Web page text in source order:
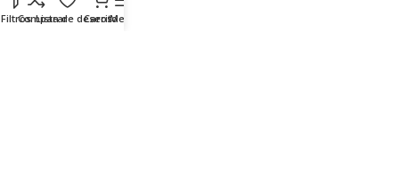
Contacto
FiltrosComparar
Lista de deseos
CarritoMenú